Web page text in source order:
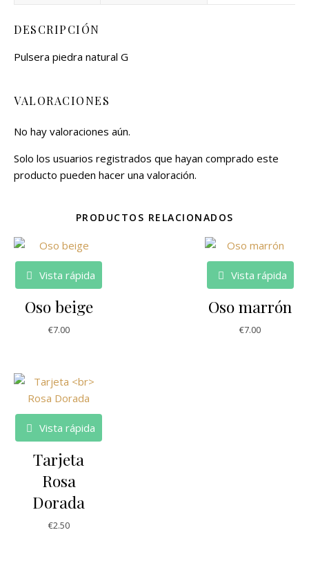
DESCRIPCIÓN
Pulsera piedra natural G
VALORACIONES
No hay valoraciones aún.
Solo los usuarios registrados que hayan comprado este
producto pueden hacer una valoración.
PRODUCTOS RELACIONADOS
Vista rápida
Oso beige
€7.00
Vista rápida
Oso marrón
€7.00
Vista rápida
Tarjeta
Rosa
Dorada
€2.50